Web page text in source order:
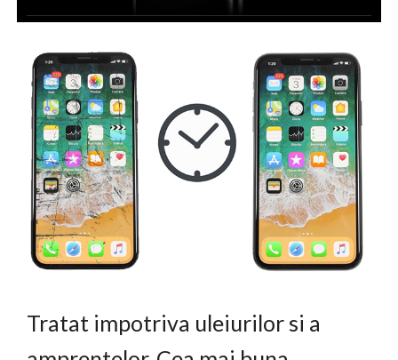
Tratat impotriva uleiurilor si a